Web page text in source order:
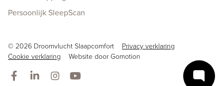
Persoonlijk SleepScan
Copyright navigation
© 2026 Droomvlucht Slaapcomfort
Privacy verklaring
Cookie verklaring
Website doorGomotion